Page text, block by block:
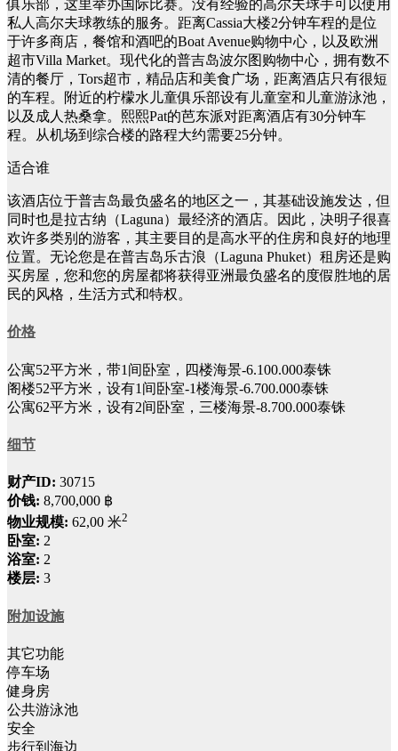
俱乐部，这里举办国际比赛。没有经验的高尔夫球手可以使用
私人高尔夫球教练的服务。距离Cassia大楼2分钟车程的是位
于许多商店，餐馆和酒吧的Boat Avenue购物中心，以及欧洲
超市Villa Market。现代化的普吉岛波尔图购物中心，拥有数不
清的餐厅，Tors超市，精品店和美食广场，距离酒店只有很短
的车程。附近的柠檬水儿童俱乐部设有儿童室和儿童游泳池，
以及成人热桑拿。熙熙Pat的芭东派对距离酒店有30分钟车
程。从机场到综合楼的路程大约需要25分钟。
适合谁
该酒店位于普吉岛最负盛名的地区之一，其基础设施发达，但
同时也是拉古纳（Laguna）最经济的酒店。因此，决明子很喜
欢许多类别的游客，其主要目的是高水平的住房和良好的地理
位置。无论您是在普吉岛乐古浪（Laguna Phuket）租房还是购
买房屋，您和您的房屋都将获得亚洲最负盛名的度假胜地的居
民的风格，生活方式和特权。
价格
公寓52平方米，带1间卧室，四楼海景-6.100.000泰铢
阁楼52平方米，设有1间卧室-1楼海景-6.700.000泰铢
公寓62平方米，设有2间卧室，三楼海景-8.700.000泰铢
细节
财产ID: 30715
价钱: 8,700,000 ฿
物业规模: 62,00 米2
卧室: 2
浴室: 2
楼层: 3
附加设施
其它功能
停车场
健身房
公共游泳池
安全
步行到海边